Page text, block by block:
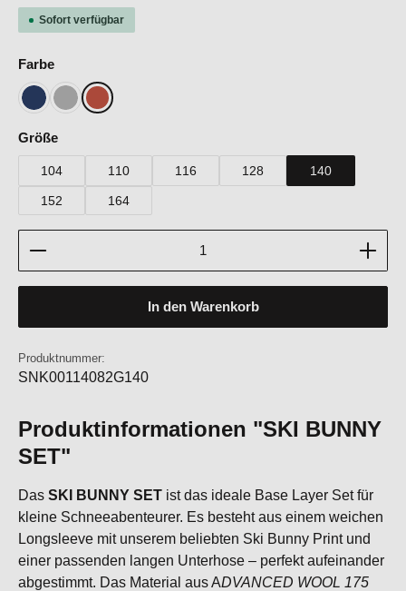
Sofort verfügbar
Farbeauswählen
Blueberry/Various
Cashmere Grey Melange/Various
Chilli/Various
Größeauswählen
104 110 116 128 140
152 164
Produkt Anzahl: Gib den gewünschten Wert ein
In den Warenkorb
Produktnummer:
SNK00114082G140
Produktinformationen "SKI BUNNY
SET"
Das SKI BUNNY SET ist das ideale Base Layer Set für
kleine Schneeabenteurer. Es besteht aus einem weichen
Longsleeve mit unserem beliebten Ski Bunny Print und
einer passenden langen Unterhose – perfekt aufeinander
abgestimmt. Das Material aus ADVANCED WOOL 175